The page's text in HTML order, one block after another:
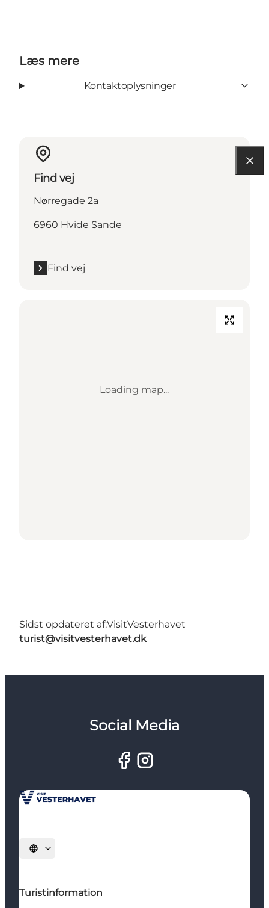
Læs mere
Kontaktoplysninger
Find vej
Nørregade 2a
6960 Hvide Sande
Find vej
Loading map...
Sidst opdateret af:VisitVesterhavet
turist@visitvesterhavet.dk
Social Media
Vælg sprog
Turistinformation